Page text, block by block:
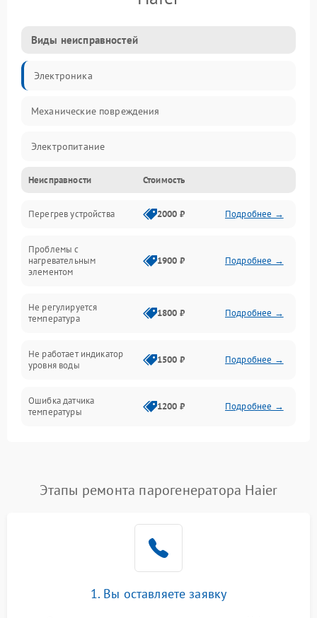
Виды неисправностей
Электроника
Механические повреждения
Электропитание
Парообразование
Герметичность
Механика
Неисправности Стоимость
Перегрев устройства 2000 ₽ Подробнее →
Проблемы с
нагревательным
элементом
1900 ₽ Подробнее →
Не регулируется
температура
1800 ₽ Подробнее →
Не работает индикатор
уровня воды
1500 ₽ Подробнее →
Ошибка датчика
температуры
1200 ₽ Подробнее →
Ошибка платы управления Подробнее →
1200 ₽
Этапы ремонта парогенератора Haier
1. Вы оставляете заявку